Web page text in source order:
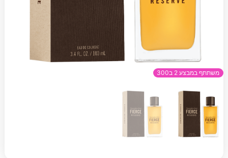
משתתף במבצע 2 ב300